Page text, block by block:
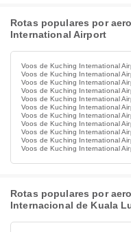
Rotas populares por
International Airport
Voos de Kuching International
Voos de Kuching International
Voos de Kuching International
Voos de Kuching International
Voos de Kuching International
Voos de Kuching International
Voos de Kuching International
Voos de Kuching International
Voos de Kuching International
Voos de Kuching International
Voos de Kuching International
Rotas populares por
Internacional de Kuala